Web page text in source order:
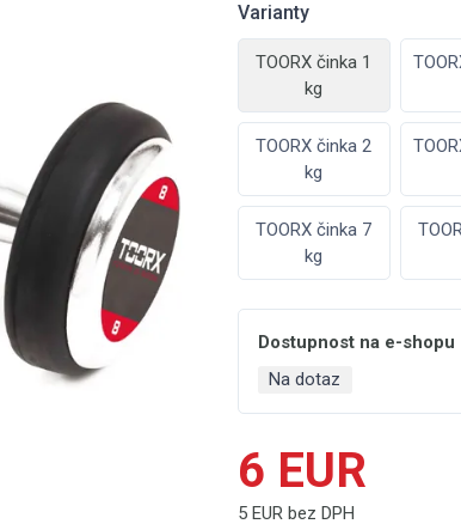
Varianty
TOORX činka 1
kg
TOORX činka 2
kg
TOORX činka 7
kg
Dostupnost na e-shopu
Na dotaz
6 EUR
5 EUR bez DPH